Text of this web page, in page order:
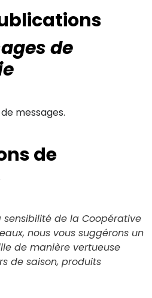
de
messages.
de
de la Coopérative
nous vous suggérons un
de manière vertueuse
de saison, produits